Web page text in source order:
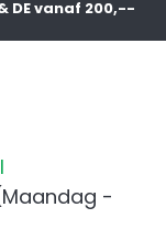
DE vanaf 200,--
-